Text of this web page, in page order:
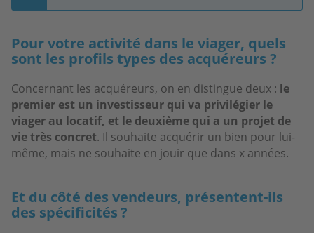
Pour votre activité dans le viager, quels
sont les profils types des acquéreurs ?
Concernant les acquéreurs, on en distingue deux : le
premier est un investisseur qui va privilégier le
viager au locatif, et le deuxième qui a un projet de
vie très concret. Il souhaite acquérir un bien pour lui-
même, mais ne souhaite en jouir que dans x années.
Et du côté des vendeurs, présentent-ils
des spécificités ?